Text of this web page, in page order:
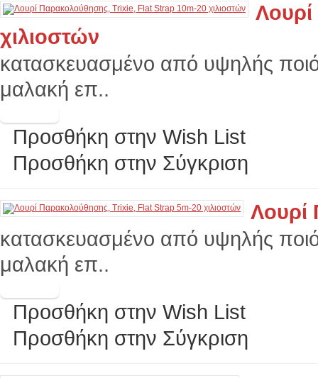
χιλιοστών
κατασκευασμένο από υψηλής
μαλακή επ..
Προσθήκη στην Wish List
Προσθήκη στην Σύγκριση
Λουρί
κατασκευασμένο από υψηλής
μαλακή επ..
Προσθήκη στην Wish List
Προσθήκη στην Σύγκριση